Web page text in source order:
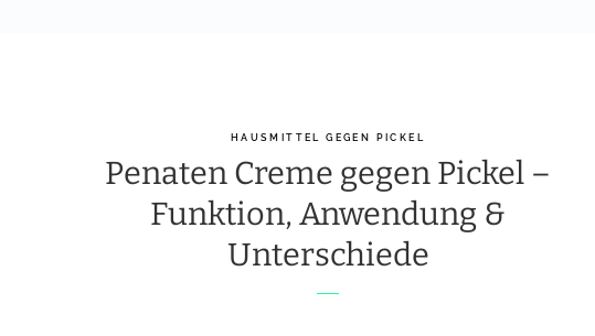
HAUSMITTEL GEGEN PICKEL
Penaten Creme gegen Pickel –
Funktion, Anwendung &
Unterschiede